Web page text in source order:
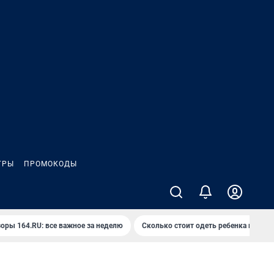
ПРОМОКОДЫ
164.RU: все важное за неделю Сколько стоит одеть ребенка на